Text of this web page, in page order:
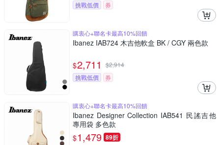
挑戰低價
券
購衷心+聯名卡最高10%回饋
Ibanez IAB724 木吉他軟盒 BK / CGY 兩色款
$2,711 $2,914
挑戰低價
券
購衷心+聯名卡最高10%回饋
Ibanez Designer Collection IAB541 民謠吉他
專用袋 多色款
$1,479 89折